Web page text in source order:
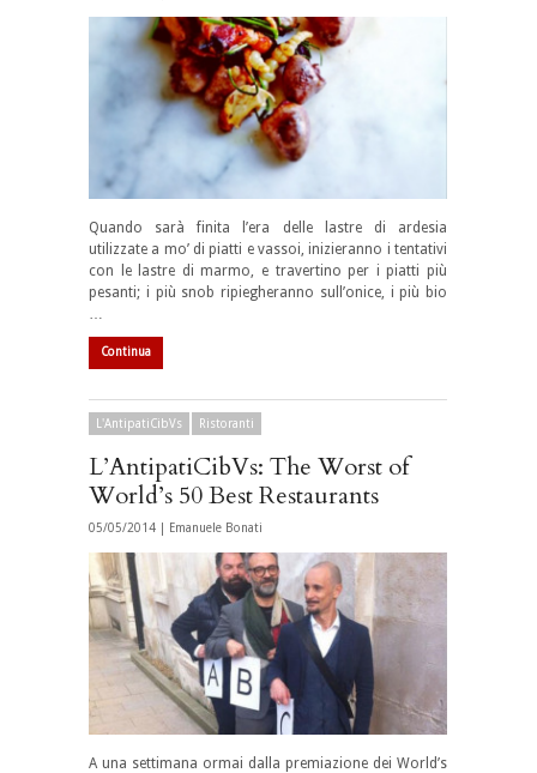
Quando sarà finita l’era delle lastre di ardesia
utilizzate a mo’ di piatti e vassoi, inizieranno i tentativi
con le lastre di marmo, e travertino per i piatti più
pesanti; i più snob ripiegheranno sull’onice, i più bio
…
Continua
L'AntipatiCibVs Ristoranti
L’AntipatiCibVs: The Worst of
World’s 50 Best Restaurants
05/05/2014 | Emanuele Bonati
A una settimana ormai dalla premiazione dei World’s